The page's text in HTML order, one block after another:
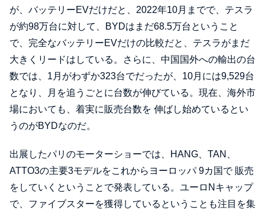
が、バッテリーEVだけだと、2022年10月までで、テスラ
が約98万台に対して、BYDはまだ68.5万台ということ
で、完全なバッテリーEVだけの比較だと、テスラがまだ
大きくリードはしている。さらに、中国国外への輸出の台
数では、1月がわずか323台でだったが、10月には9,529台
となり、月を追うごとに台数が伸びている。現在、海外市
場においても、着実に販売台数を 伸ばし始めているとい
うのがBYDなのだ。
出展したパリのモーターショーでは、HANG、TAN、
ATTO3の主要3モデルをこれからヨーロッパ 9カ国で 販売
をしていくということで発表している。ユーロNキャップ
で、ファイブスターを獲得しているということも注目を集